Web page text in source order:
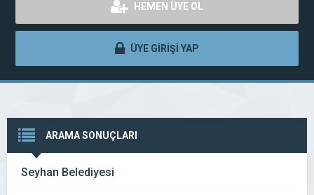
HEMEN ÜYE OL
ÜYE GİRİŞİ YAP
ARAMA SONUÇLARI
Seyhan Belediyesi